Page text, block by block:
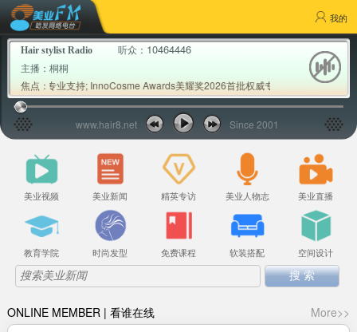
我的
Hair stylist Radio 听众： 10464446
主播：桐桐
焦点：
美容协会专业支持; InnoCosme Awards美耀奖2026首批权威专家评审公布;
www.hair8.net Since 2001
美业视频 美业新闻 精英专访 美业人物志 美业直播
教育学院 时尚发型 免费课程 软装搭配 空间设计
ONLINE MEMBER | 看谁在线
More>>